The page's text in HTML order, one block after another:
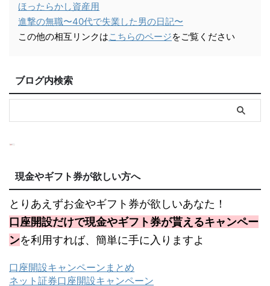
ほったらかし資産用
進撃の無職〜40代で失業した男の日記〜
この他の相互リンクはこちらのページをご覧ください
ブログ内検索
現金やギフト券が欲しい方へ
とりあえずお金やギフト券が欲しいあなた！
口座開設だけで現金やギフト券が貰えるキャンペー
ンを利用すれば、簡単に手に入りますよ
口座開設キャンペーンまとめ
ネット証券口座開設キャンペーン